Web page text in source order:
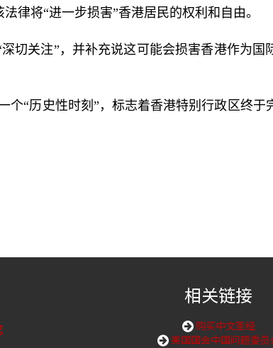
律将“进一步损害”香港居民的权利和自由。
切关注”，并补充说这可能会损害香港作为国
个“历史性时刻”，标志着香港特别行政区终于
相关链接
购买中文圣经
美国国会中国问题委员